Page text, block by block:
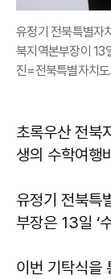
유정기 전북특별자
북지역본부장이 13
진=전북특별자치
초록우산 전북
생의 수학여행
유정기 전북특
부장은 13일 ‘
이번 기탁식을